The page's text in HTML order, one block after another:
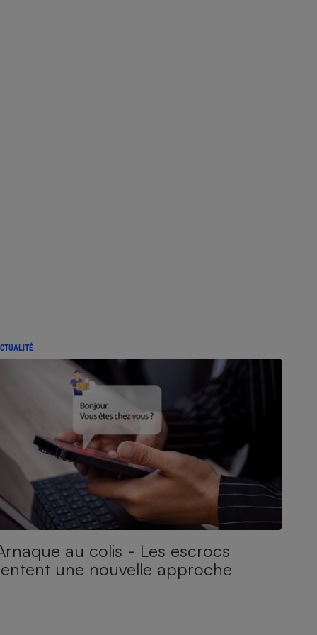
au colis - Les escrocs
une nouvelle approche